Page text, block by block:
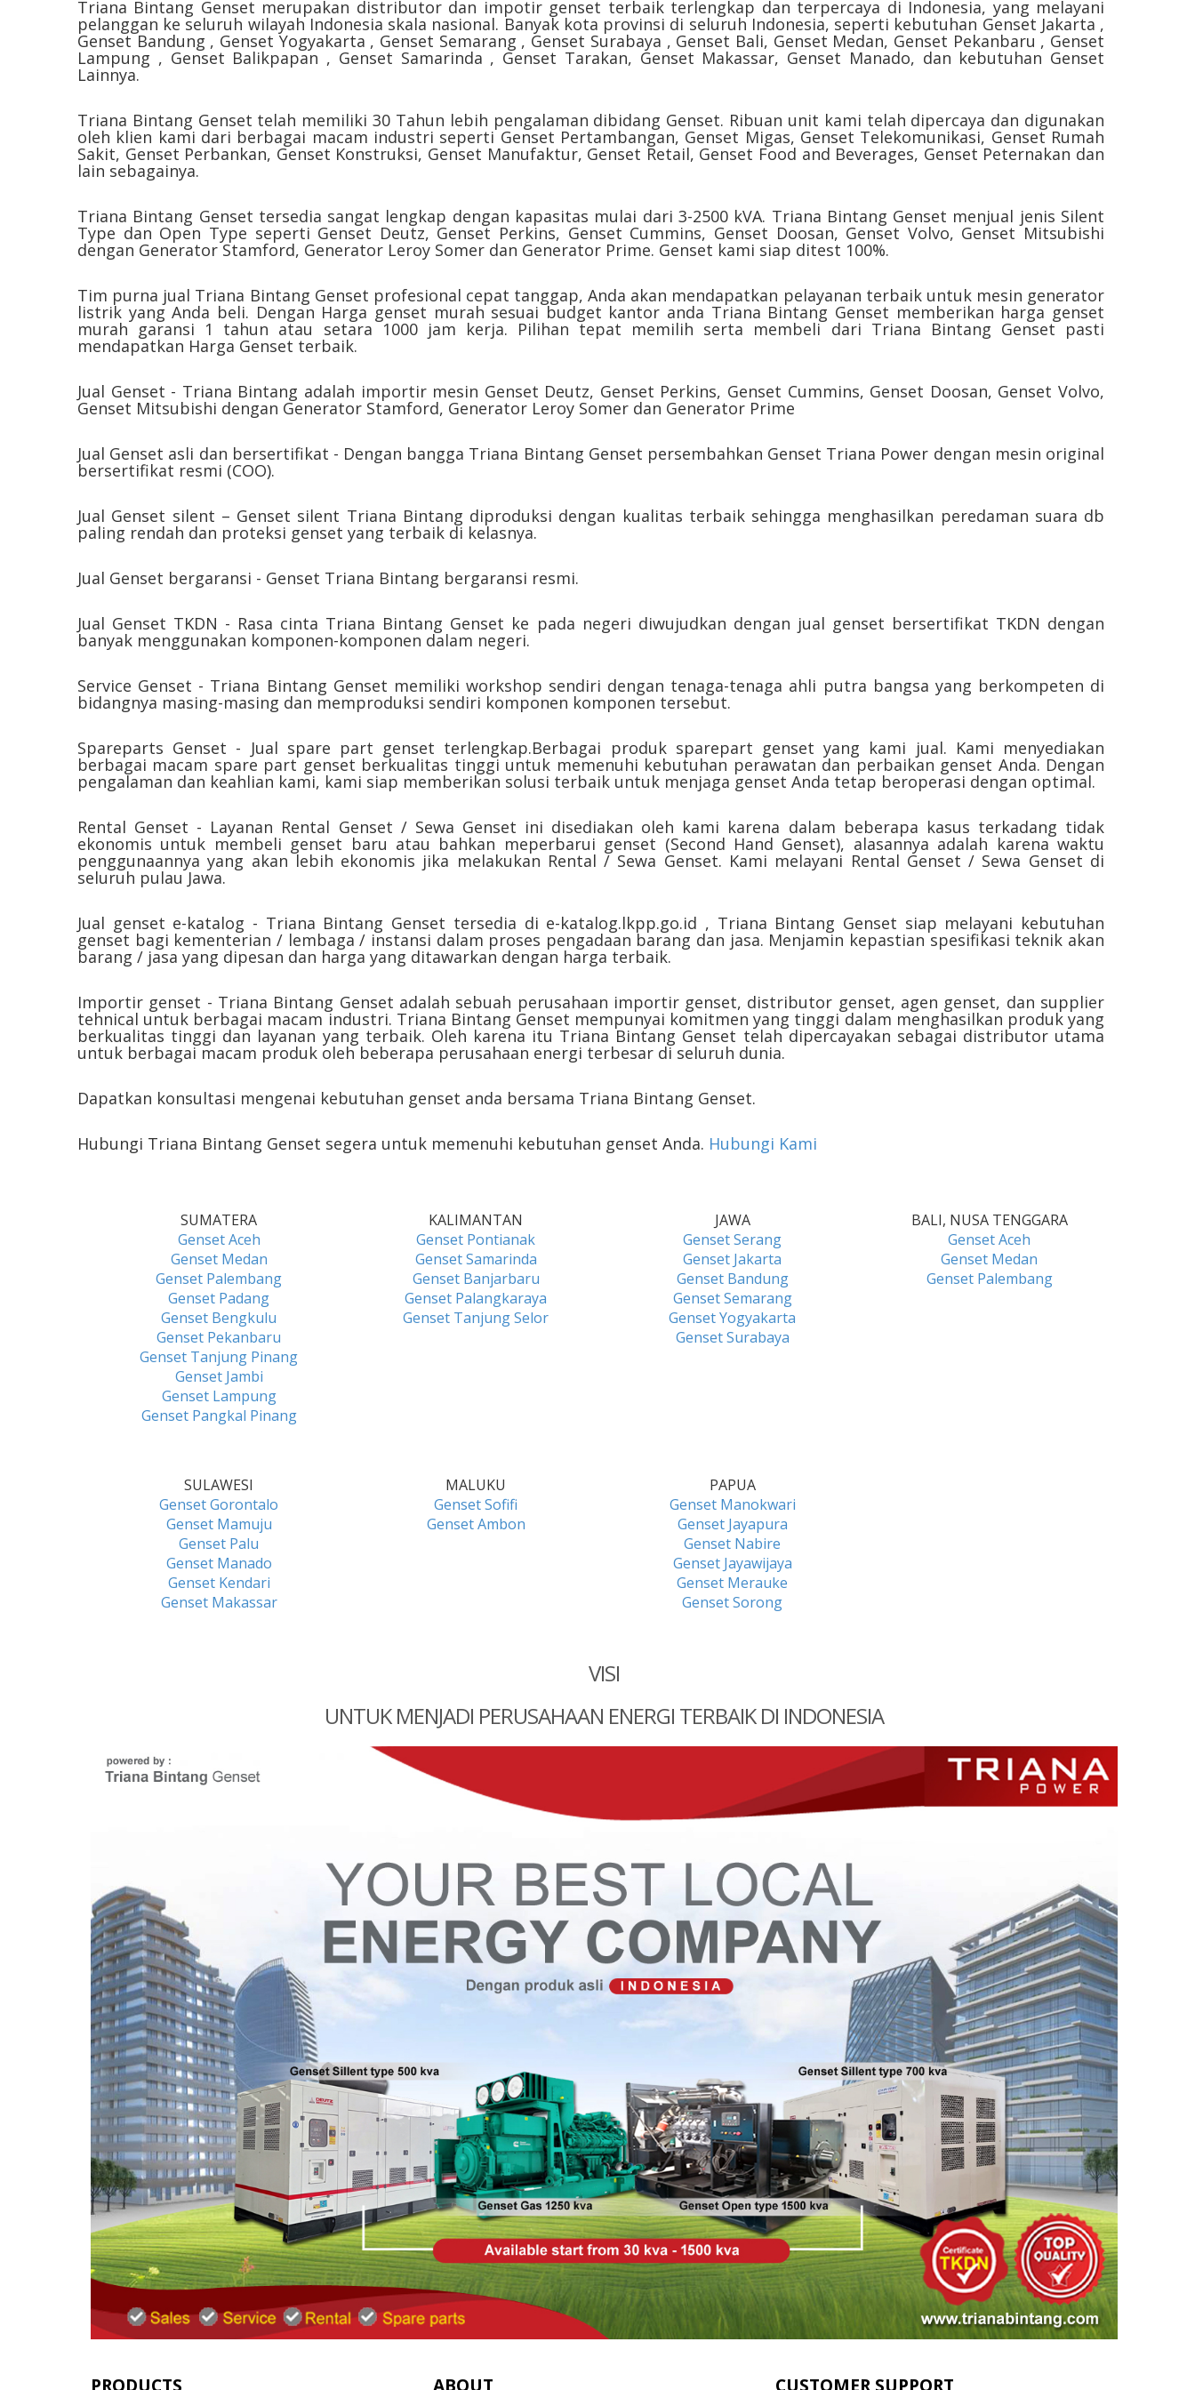
Triana Bintang Genset merupakan distributor dan impotir genset terbaik terlengkap dan terpercaya di Indonesia, yang melayani
pelanggan ke seluruh wilayah Indonesia skala nasional. Banyak kota provinsi di seluruh Indonesia, seperti kebutuhan Genset Jakarta ,
Genset Bandung , Genset Yogyakarta , Genset Semarang , Genset Surabaya , Genset Bali, Genset Medan, Genset Pekanbaru , Genset
Lampung , Genset Balikpapan , Genset Samarinda , Genset Tarakan, Genset Makassar, Genset Manado, dan kebutuhan Genset
Lainnya.
Triana Bintang Genset telah memiliki 30 Tahun lebih pengalaman dibidang Genset. Ribuan unit kami telah dipercaya dan digunakan
oleh klien kami dari berbagai macam industri seperti Genset Pertambangan, Genset Migas, Genset Telekomunikasi, Genset Rumah
Sakit, Genset Perbankan, Genset Konstruksi, Genset Manufaktur, Genset Retail, Genset Food and Beverages, Genset Peternakan dan
lain sebagainya.
Triana Bintang Genset tersedia sangat lengkap dengan kapasitas mulai dari 3-2500 kVA. Triana Bintang Genset menjual jenis Silent
Type dan Open Type seperti Genset Deutz, Genset Perkins, Genset Cummins, Genset Doosan, Genset Volvo, Genset Mitsubishi
dengan Generator Stamford, Generator Leroy Somer dan Generator Prime. Genset kami siap ditest 100%.
Tim purna jual Triana Bintang Genset profesional cepat tanggap, Anda akan mendapatkan pelayanan terbaik untuk mesin generator
listrik yang Anda beli. Dengan Harga genset murah sesuai budget kantor anda Triana Bintang Genset memberikan harga genset
murah garansi 1 tahun atau setara 1000 jam kerja. Pilihan tepat memilih serta membeli dari Triana Bintang Genset pasti
mendapatkan Harga Genset terbaik.
Jual Genset - Triana Bintang adalah importir mesin Genset Deutz, Genset Perkins, Genset Cummins, Genset Doosan, Genset Volvo,
Genset Mitsubishi dengan Generator Stamford, Generator Leroy Somer dan Generator Prime
Jual Genset asli dan bersertifikat - Dengan bangga Triana Bintang Genset persembahkan Genset Triana Power dengan mesin original
bersertifikat resmi (COO).
Jual Genset silent – Genset silent Triana Bintang diproduksi dengan kualitas terbaik sehingga menghasilkan peredaman suara db
paling rendah dan proteksi genset yang terbaik di kelasnya.
Jual Genset bergaransi - Genset Triana Bintang bergaransi resmi.
Jual Genset TKDN - Rasa cinta Triana Bintang Genset ke pada negeri diwujudkan dengan jual genset bersertifikat TKDN dengan
banyak menggunakan komponen-komponen dalam negeri.
Service Genset - Triana Bintang Genset memiliki workshop sendiri dengan tenaga-tenaga ahli putra bangsa yang berkompeten di
bidangnya masing-masing dan memproduksi sendiri komponen komponen tersebut.
Spareparts Genset - Jual spare part genset terlengkap.Berbagai produk sparepart genset yang kami jual. Kami menyediakan
berbagai macam spare part genset berkualitas tinggi untuk memenuhi kebutuhan perawatan dan perbaikan genset Anda. Dengan
pengalaman dan keahlian kami, kami siap memberikan solusi terbaik untuk menjaga genset Anda tetap beroperasi dengan optimal.
Rental Genset - Layanan Rental Genset / Sewa Genset ini disediakan oleh kami karena dalam beberapa kasus terkadang tidak
ekonomis untuk membeli genset baru atau bahkan meperbarui genset (Second Hand Genset), alasannya adalah karena waktu
penggunaannya yang akan lebih ekonomis jika melakukan Rental / Sewa Genset. Kami melayani Rental Genset / Sewa Genset di
seluruh pulau Jawa.
Jual genset e-katalog - Triana Bintang Genset tersedia di e-katalog.lkpp.go.id , Triana Bintang Genset siap melayani kebutuhan
genset bagi kementerian / lembaga / instansi dalam proses pengadaan barang dan jasa. Menjamin kepastian spesifikasi teknik akan
barang / jasa yang dipesan dan harga yang ditawarkan dengan harga terbaik.
Importir genset - Triana Bintang Genset adalah sebuah perusahaan importir genset, distributor genset, agen genset, dan supplier
tehnical untuk berbagai macam industri. Triana Bintang Genset mempunyai komitmen yang tinggi dalam menghasilkan produk yang
berkualitas tinggi dan layanan yang terbaik. Oleh karena itu Triana Bintang Genset telah dipercayakan sebagai distributor utama
untuk berbagai macam produk oleh beberapa perusahaan energi terbesar di seluruh dunia.
Dapatkan konsultasi mengenai kebutuhan genset anda bersama Triana Bintang Genset.
Hubungi Triana Bintang Genset segera untuk memenuhi kebutuhan genset Anda. Hubungi Kami
SUMATERA
Genset Aceh
Genset Medan
Genset Palembang
Genset Padang
Genset Bengkulu
Genset Pekanbaru
Genset Tanjung Pinang
Genset Jambi
Genset Lampung
Genset Pangkal Pinang
KALIMANTAN
Genset Pontianak
Genset Samarinda
Genset Banjarbaru
Genset Palangkaraya
Genset Tanjung Selor
JAWA
Genset Serang
Genset Jakarta
Genset Bandung
Genset Semarang
Genset Yogyakarta
Genset Surabaya
BALI, NUSA TENGGARA
Genset Aceh
Genset Medan
Genset Palembang
SULAWESI
Genset Gorontalo
Genset Mamuju
Genset Palu
Genset Manado
Genset Kendari
Genset Makassar
MALUKU
Genset Sofifi
Genset Ambon
PAPUA
Genset Manokwari
Genset Jayapura
Genset Nabire
Genset Jayawijaya
Genset Merauke
Genset Sorong
VISI
UNTUK MENJADI PERUSAHAAN ENERGI TERBAIK DI INDONESIA
PRODUCTS ABOUT CUSTOMER SUPPORT